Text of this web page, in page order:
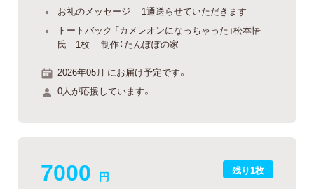
お礼のメッセージ 1通送らせていただきます
トートバック 「カメレオンになっちゃった」松本悟
氏 1枚 制作：たんぽぽの家
2026年05月 にお届け予定です。
0人が応援しています。
残り1枚
7000 円